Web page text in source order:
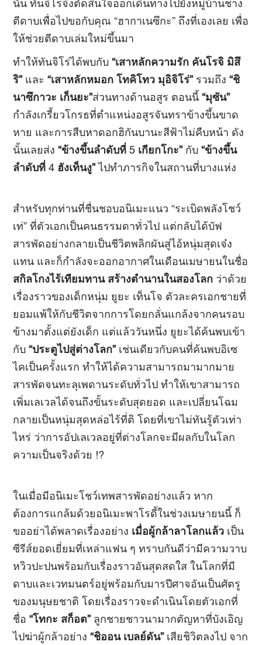
นั้น ทันจิโร่จึงตัดสินใจออกเดินทางไปยังหมู่บ้านช่าง
ตีดาบเพื่อไปขอกับคุณ “ฮากาเนซึกะ” ถึงที่เองเลย เพื่อ
ให้ช่วยตีดาบเล่มใหม่ขึ้นมา
ทำให้ทันจิโร่ได้พบกับ “เสาหลักความรัก คันโรจิ มิสึ
ริ” และ“เสาหลักหมอก โทคิโทว มุอิจิโร่” รวมถึง “ชิ
นาซึกาวะ เก็นยะ”ส่วนทางด้านอสูร ตอนนี้“มุซัน”
กำลังเกรี้ยวโกรธที่ตำแหน่งอสูรจันทราข้างขึ้นขาด
หาย และการสืบหาดอกฮิกันบานะสีฟ้าไม่คืบหน้า ดัง
นั้นเลยส่ง“ข้างขึ้นลำดับที่5 เกียกโกะ”กับ“ข้างขึ้น
ลำดับที่4 ฮังเท็นงู”ไปทำภารกิจในสถานที่บางแห่ง
สำหรับทุกท่านที่ชื่นชอบอนิเมะแนว “ระเบิดพลังโชว์
เท่” ที่ตัวเอกเป็นคนธรรมดาทั่วไป แต่กลับได้บัฟ
สารพัดอย่างกลายเป็นชีวิตพลิกผันสู่ไอ้หนุ่มสุดเจ๋ง
แทน และก็กำลังจะออกอากาศในเดือนเมษายนในชื่อ
สกิลโกงไร้เทียมทาน สร้างตำนานในสองโลก ว่าด้วย
เรื่องราวของเด็กหนุ่ม ยูยะ เท็นโจ ตัวละครเอกชายที่
ยอมแพ้ให้กับชีวิตจากการโดยกลั่นแกล้งจากคนรอบ
ข้างมาตั้งแต่ยังเด็ก แต่แล้ววันหนึ่ง ยูยะได้ค้นพบเข้า
กับ“ประตูไปสู่ต่างโลก” เช่นเดียวกับคนที่ค้นพบอิเซ
ไคเป็นครั้งแรก ทำให้ได้ความสามารถมามากมาย
สารพัดจนทะลุเพดานระดับทั่วไป ทำให้เขาสามารถ
เพิ่มเลเวลได้จนถึงขั้นระดับสุดยอด และเปลี่ยนโฉม
กลายเป็นหนุ่มสุดหล่อไร้ที่ติ โดยที่เขาไม่ทันรู้ตัวเท่า
ไหร่ ว่าการอัปเลเวลอยู่ที่ต่างโลกจะมีผลกับในโลก
ความเป็นจริงด้วย !?
ในเมื่อมีอนิเมะโชว์เทพสารพัดอย่างแล้ว หาก
ต้องการแกล้มด้วยอนิเมะพาโรดี้ในช่วงเมษายนนี้ ก็
ขออย่าได้พลาดเรื่องอย่าง เมื่อผู้กล้าลาโลกแล้ว เป็น
ซีรีส์ยอดเยี่ยมที่เหล่าแฟน ๆ ทราบกันดีว่ามีความวาบ
หวิวปะปนพร้อมกับเรื่องราวอันสุดสดใส ในโลกที่มี
ดาบและเวทมนตร์อยู่พร้อมกับมารปีศาจอันเป็นศัตรู
ของมนุษยชาติ โดยเรื่องราวจะดำเนินโดยตัวเอกที่
ชื่อ“โทกะ สก็อต”ลูกชายชาวนามากตัญหาที่บังเอิญ
ไปฆ่าผู้กล้าอย่าง“ชิออน เบลย์ดัน”เสียชิวิตลงไป จาก